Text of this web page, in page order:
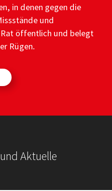
Beschwerde
in denen gegen die
und
öffentlich und belegt
Rügen.
Aktuelle